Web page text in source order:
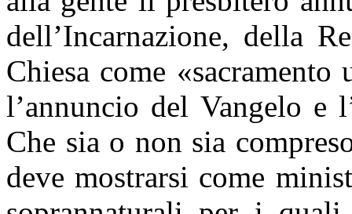
dell’Incarnazione, della
Chiesa come «sacramento
l’annuncio del Vangelo e
Che sia o non sia
deve mostrarsi come